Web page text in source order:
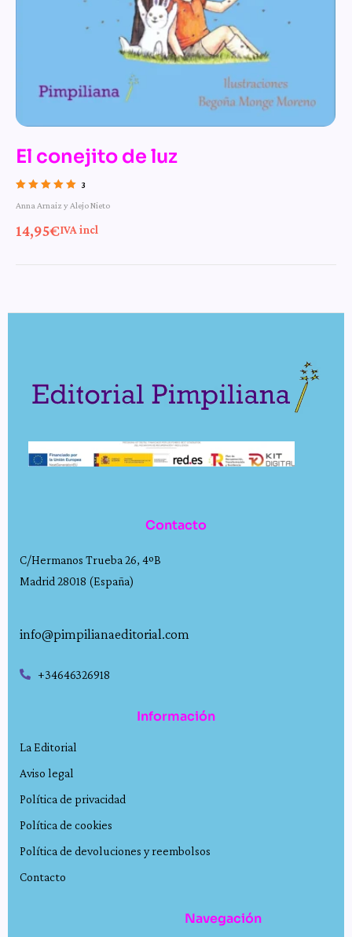
El conejito de luz
3
Anna Arnaiz y Alejo Nieto
14,95€IVA incl
Contacto
C/Hermanos Trueba 26, 4ºB
Madrid 28018 (España)
info@pimpilianaeditorial.com
+34646326918
Información
La Editorial
Aviso legal
Política de privacidad
Política de cookies
Política de devoluciones y reembolsos
Contacto
Navegación